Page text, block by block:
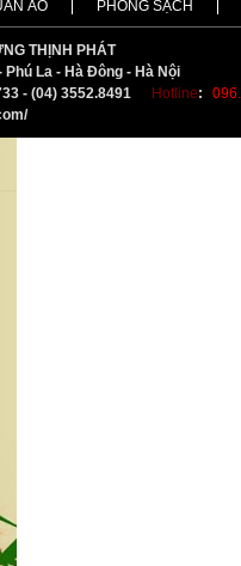
ÁO PHÒNG SẠCH
THỊNH PHÁT
Phú La - Hà Đông - Hà Nội
- (04) 3552.8491
Hotline: